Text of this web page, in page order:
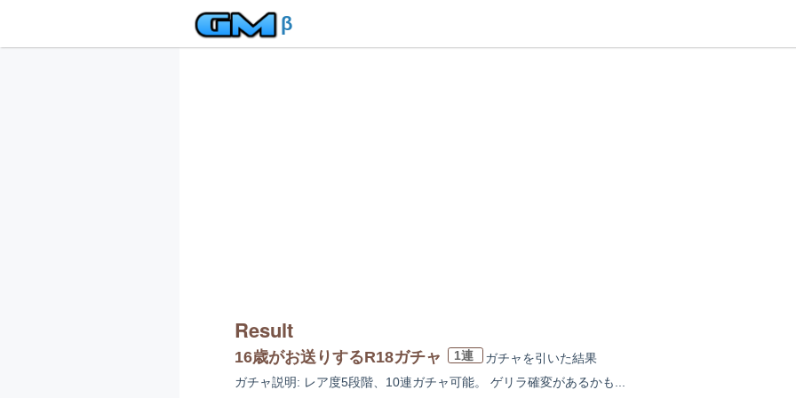
β
Result
16歳がお送りするR18ガチャ 1連 ガチャを引いた結果
ガチャ説明: レア度5段階、10連ガチャ可能。 ゲリラ確変があるかも...